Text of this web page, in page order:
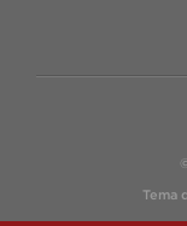
Tema